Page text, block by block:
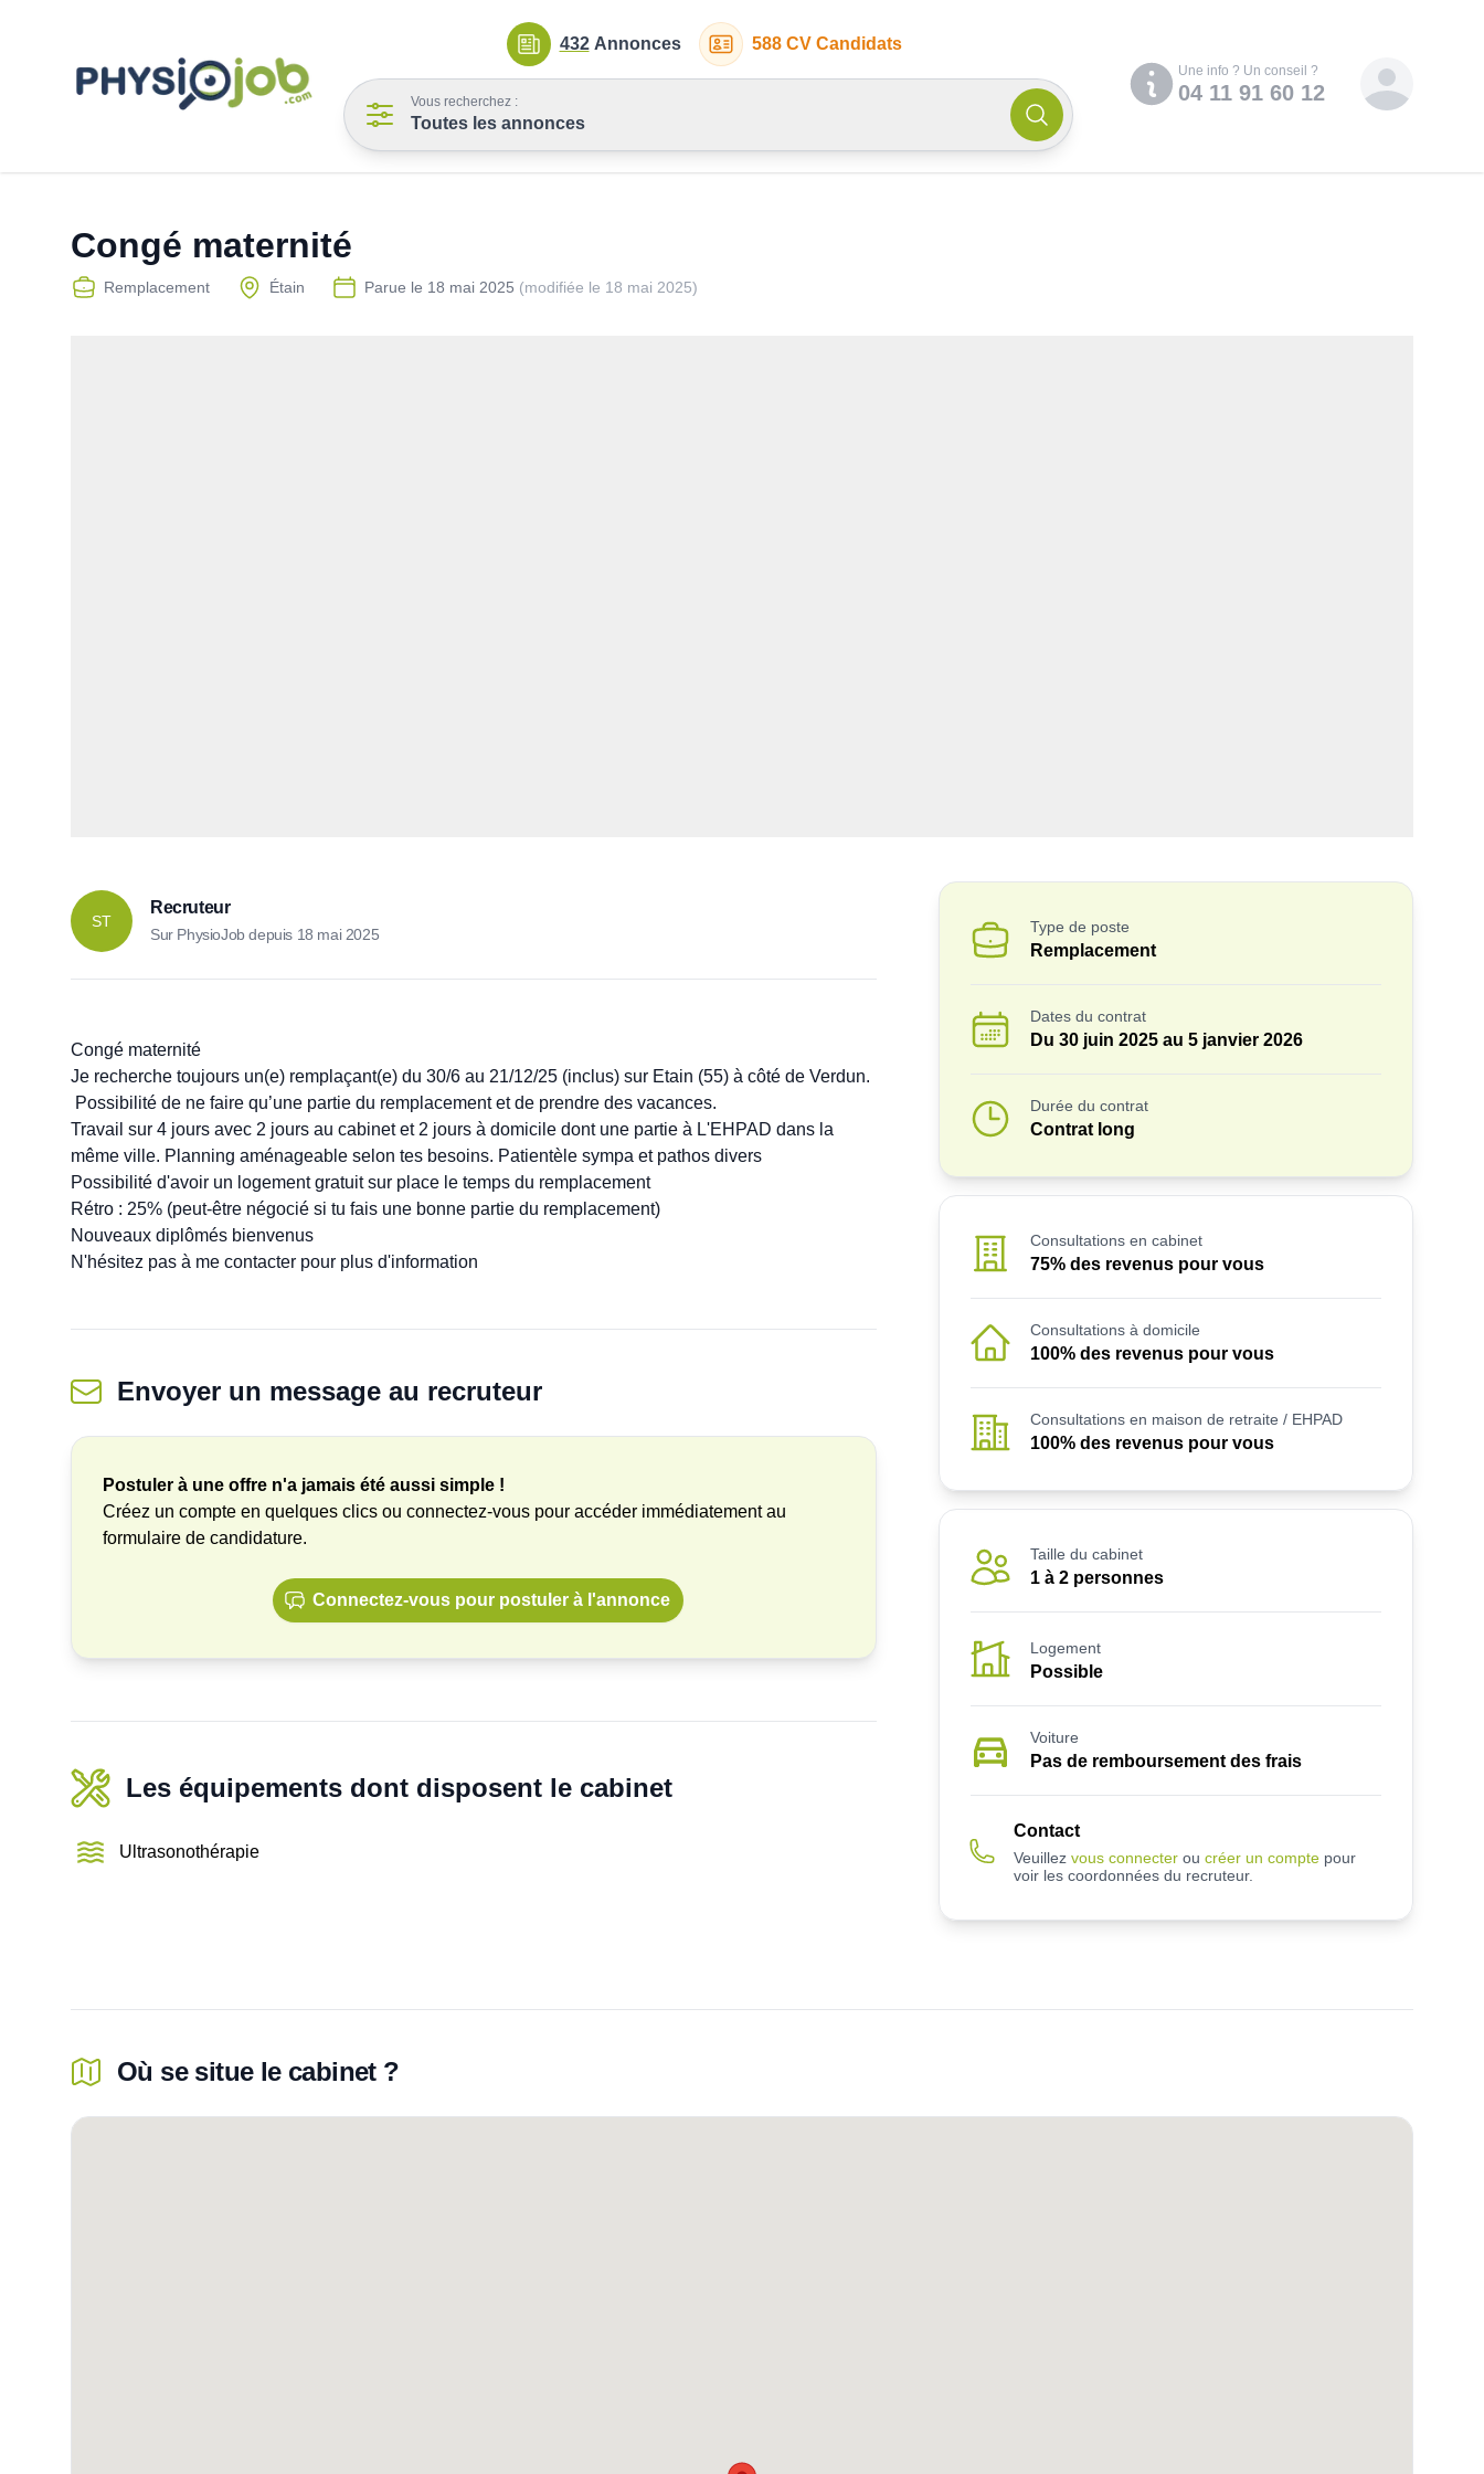
432 Annonces 588 CV Candidats
Vous recherchez :
Toutes les annonces
Une info ? Un conseil ?
04 11 91 60 12
Compte
Congé maternité
Remplacement Étain Parue le 18 mai 2025 (modifiée le 18 mai 2025)
ST
Recruteur
Sur PhysioJob depuis 18 mai 2025
Congé maternité
Je recherche toujours un(e) remplaçant(e) du 30/6 au 21/12/25 (inclus) sur Etain (55) à côté de Verdun.
Possibilité de ne faire qu’une partie du remplacement et de prendre des vacances.
Travail sur 4 jours avec 2 jours au cabinet et 2 jours à domicile dont une partie à L'EHPAD dans la
même ville. Planning aménageable selon tes besoins. Patientèle sympa et pathos divers
Possibilité d'avoir un logement gratuit sur place le temps du remplacement
Rétro : 25% (peut-être négocié si tu fais une bonne partie du remplacement)
Nouveaux diplômés bienvenus
Envoyer un message au recruteur
Postuler à une offre n'a jamais été aussi simple !
Créez un compte en quelques clics ou connectez-vous pour accéder immédiatement au
formulaire de candidature.
Connectez-vous pour postuler à l'annonce
Les équipements dont disposent le cabinet
Ultrasonothérapie
Type de poste
Remplacement
Dates du contrat
Du 30 juin 2025 au 5 janvier 2026
Durée du contrat
Contrat long
Consultations en cabinet
75% des revenus pour vous
Consultations à domicile
100% des revenus pour vous
Consultations en maison de retraite / EHPAD
100% des revenus pour vous
Taille du cabinet
1 à 2 personnes
Logement
Possible
Voiture
Pas de remboursement des frais
Contact
Veuillez vous connecter ou créer un compte pour
voir les coordonnées du recruteur.
Où se situe le cabinet ?